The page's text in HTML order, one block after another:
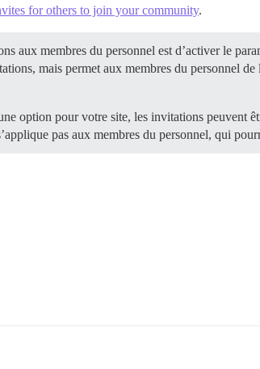
for others to join your community.
aux membres du personnel est d’activer le
mais permet aux membres du personnel
option pour votre site, les invitations peuvent
pas aux membres du personnel, qui